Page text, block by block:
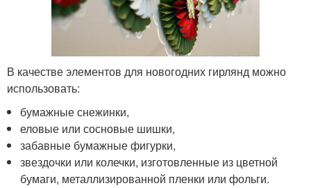
В качестве элементов для новогодних гирлянд можно
использовать:
бумажные снежинки,
еловые или сосновые шишки,
забавные бумажные фигурки,
звездочки или колечки, изготовленные из цветной
бумаги, металлизированной пленки или фольги.